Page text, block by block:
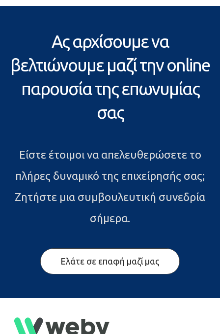
Ας αρχίσουμε να
βελτιώνουμε μαζί την online
παρουσία της επωνυμίας
σας
Είστε έτοιμοι να απελευθερώσετε το
πλήρες δυναμικό της επιχείρησής σας;
Ζητήστε μια συμβουλευτική συνεδρία
σήμερα.
Ελάτε σε επαφή μαζί μας